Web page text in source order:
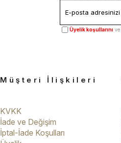
Üyelik koşullarını ve
Müşteri İlişkileri
KVKK
İade ve Değişim
İptal-İade Koşulları